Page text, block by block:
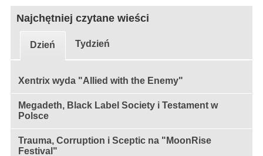
Najchętniej czytane wieści
Dzień Tydzień
Xentrix wyda "Allied with the Enemy"
Megadeth, Black Label Society i Testament w
Polsce
Trauma, Corruption i Sceptic na "MoonRise
Festival"